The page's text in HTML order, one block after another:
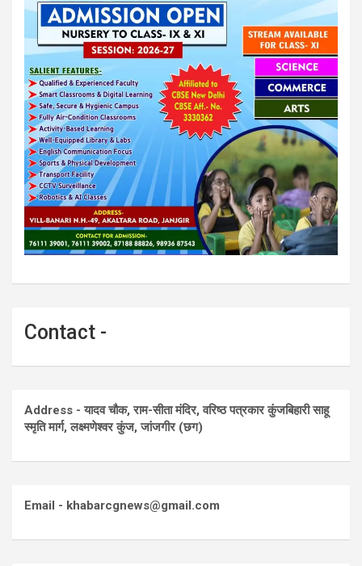
Contact -
Address - यादव चौक, राम-सीता मंदिर, वरिष्ठ पत्रकार कुंजबिहारी साहू
स्मृति मार्ग, लक्ष्मणेश्वर कुंज, जांजगीर (छग)
Email - khabarcgnews@gmail.com